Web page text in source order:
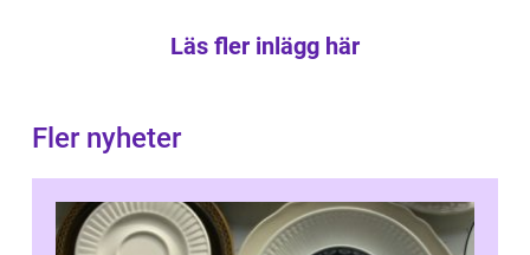
Läs fler inlägg här
Fler nyheter